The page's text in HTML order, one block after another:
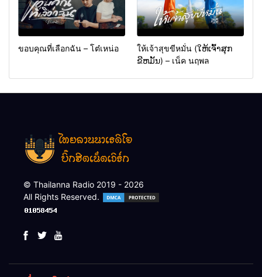
ขอบคุณที่เลือกฉัน – โต๋เหน่อ
ให้เจ้าสุขขีหมั่น (ໃຫ້ເຈົ້າສຸກ
ຂີຫມັ້ນ) – เน็ค นฤพล
© Thailanna Radio 2019 - 2026
All Rights Reserved.